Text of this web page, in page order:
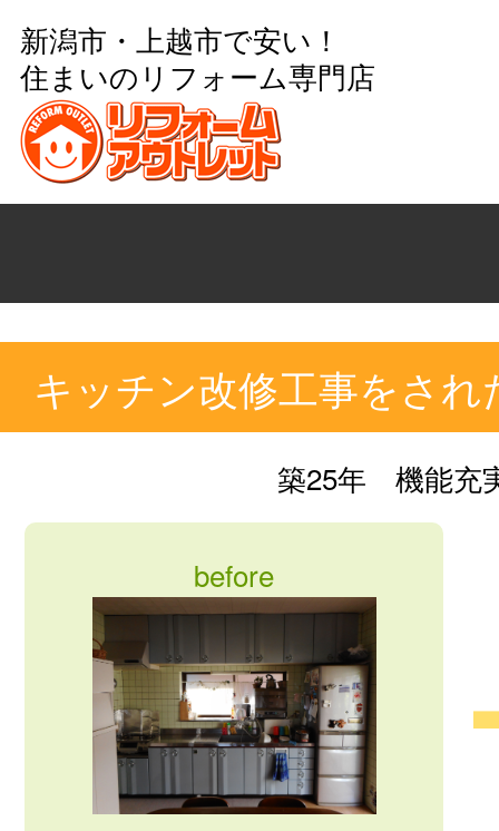
新潟市・上越市で安い！
住まいのリフォーム専門店
キッチン改修工事をさ
築25年 機能充
before